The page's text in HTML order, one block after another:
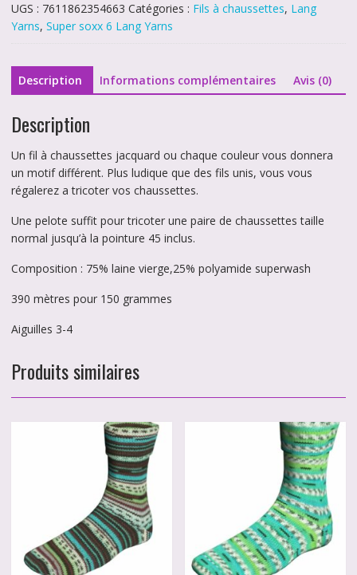
UGS : 7611862354663 Catégories : Fils à chaussettes, Lang
Yarns, Super soxx 6 Lang Yarns
Description Informations complémentaires Avis (0)
Description
Un fil à chaussettes jacquard ou chaque couleur vous donnera
un motif différent. Plus ludique que des fils unis, vous vous
régalerez a tricoter vos chaussettes.
Une pelote suffit pour tricoter une paire de chaussettes taille
normal jusqu’à la pointure 45 inclus.
Composition : 75% laine vierge,25% polyamide superwash
390 mètres pour 150 grammes
Aiguilles 3-4
Produits similaires